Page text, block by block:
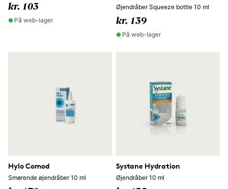
kr. 103
På web-lager
Øjendråber Squeeze bottle 10 ml
kr. 139
På web-lager
Hylo Comod
Smørende øjendråber 10 ml
Systane Hydration
Øjendråber 10 ml